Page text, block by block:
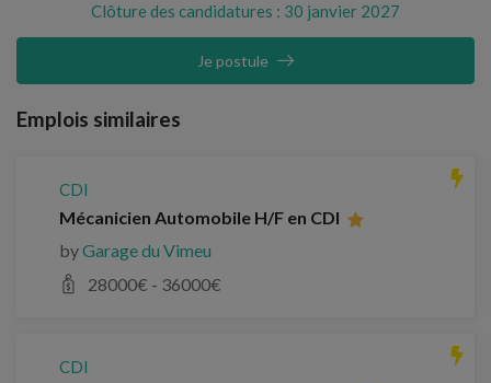
Clôture des candidatures : 30 janvier 2027
Je postule
Emplois similaires
CDI
Mécanicien Automobile H/F en CDI
byGarage du Vimeu
28000€ - 36000€
CDI